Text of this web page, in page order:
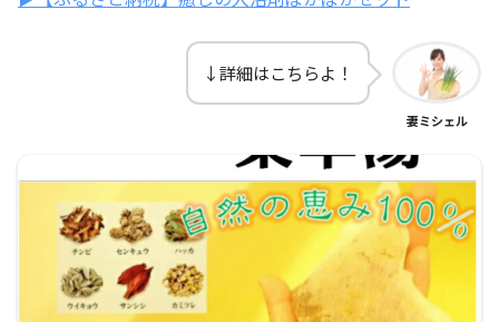
↓詳細はこちらよ！
妻ミシェル